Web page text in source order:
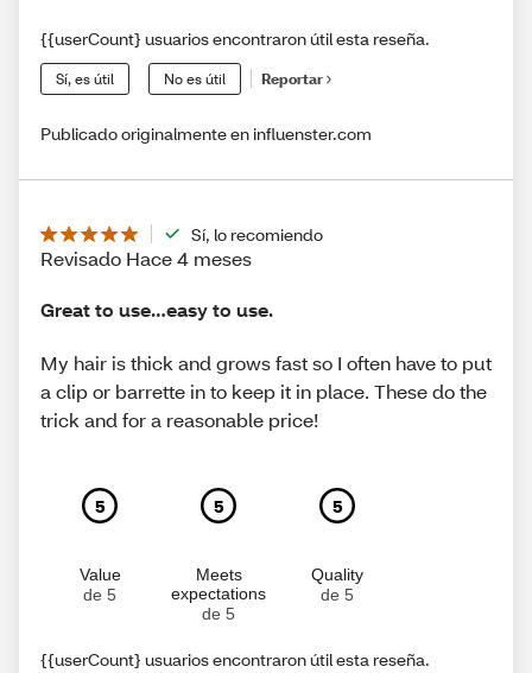
{{userCount} usuarios encontraron útil esta reseña.
Sí, es útil No es útil Reportar
Publicado originalmente en influenster.com
Sí, lo recomiendo
Revisado Hace 4 meses
Great to use…easy to use.
My hair is thick and grows fast so I often have to put
a clip or barrette in to keep it in place. These do the
trick and for a reasonable price!
5
Value
de 5
5
Meets
expectations
de 5
5
Quality
de 5
{{userCount} usuarios encontraron útil esta reseña.